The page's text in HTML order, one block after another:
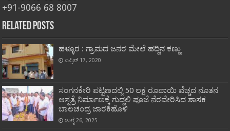
+91-9066 68 8007
Related Posts
ಹಳ್ಳೂರ : ಗ್ರಾಮದ ಜನರ ಮೇಲೆ ಹದ್ದಿನ ಕಣ್ಣು
ಏಪ್ರಿಲ್ 17, 2020
ಸಂಗನಕೇರಿ ಪಟ್ಟಣದಲ್ಲಿ 50 ಲಕ್ಷ ರೂಪಾಯಿ ವೆಚ್ಚದ ನೂತನ
ಆಸ್ಪತ್ರೆ ನಿರ್ಮಾಣಕ್ಕೆ ಗುದ್ದಲಿ ಪೂಜೆ ನೆರವೇರಿಸಿದ ಶಾಸಕ
ಬಾಲಚಂದ್ರ ಜಾರಕಿಹೊಳಿ
ಜುಲೈ 26, 2025